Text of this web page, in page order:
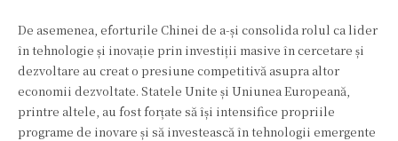
De asemenea, eforturile Chinei de a-și consolida rolul ca lider
în tehnologie și inovație prin investiții masive în cercetare și
dezvoltare au creat o presiune competitivă asupra altor
economii dezvoltate. Statele Unite și Uniunea Europeană,
printre altele, au fost forțate să își intensifice propriile
programe de inovare și să investească în tehnologii emergente